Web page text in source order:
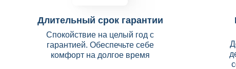
Длительный срок гарантии
Спокойствие на целый год с
гарантией. Обеспечьте себе
комфорт на долгое время